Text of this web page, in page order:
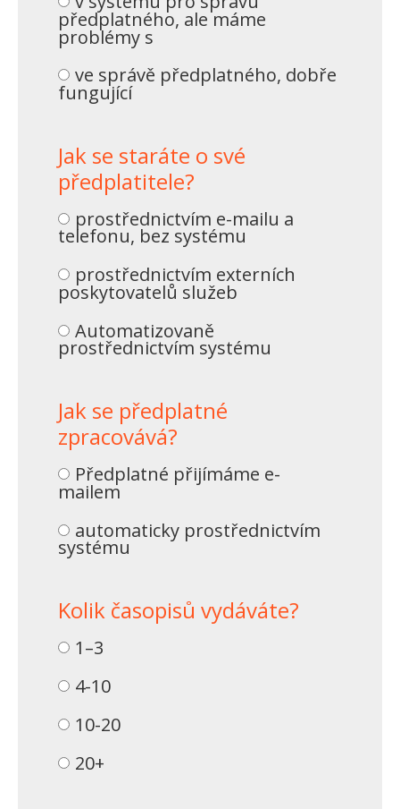
předplatného, ale máme
problémy s
ve správě předplatného, dobře
fungující
Jak se staráte o své
předplatitele?
prostřednictvím e-mailu a
telefonu, bez systému
prostřednictvím externích
poskytovatelů služeb
Automatizovaně
prostřednictvím systému
Jak se předplatné
zpracovává?
Předplatné přijímáme e-
mailem
automaticky prostřednictvím
systému
Kolik časopisů vydáváte?
1–3
4-10
10-20
20+